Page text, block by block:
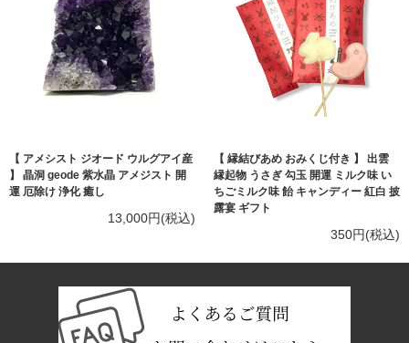
【 アメシスト ジオード ウルグアイ産
】 晶洞 geode 紫水晶 アメジスト 開
運 厄除け 浄化 癒し
13,000円(税込)
【 縁結びあめ おみくじ付き 】 出雲
縁起物 うさぎ 勾玉 開運 ミルク味 い
ちごミルク味 飴 キャンディー 紅白 披
露宴 ギフト
350円(税込)